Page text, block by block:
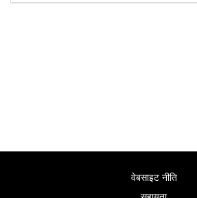
वेबसाइट नीति